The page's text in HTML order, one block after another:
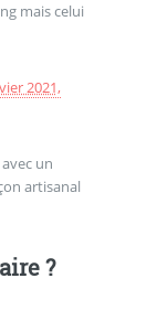
mais celui
2021,
avec un
artisanal
?